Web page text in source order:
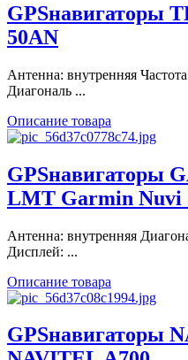
GPSнавигаторы
50AN
Антенна: внутренняя
Диагональ ...
Описание товара
GPSнавигаторы
LMT Garmin Nuvi
Антенна: внутренняя
Дисплей: ...
Описание товара
GPSнавигаторы